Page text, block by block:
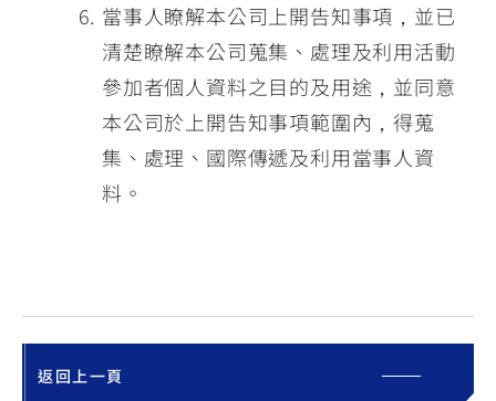
當事人瞭解本公司上開告知事項，並已
清楚瞭解本公司蒐集、處理及利用活動
參加者個人資料之目的及用途，並同意
本公司於上開告知事項範圍內，得蒐
集、處理、國際傳遞及利用當事人資
料。
返回上一頁